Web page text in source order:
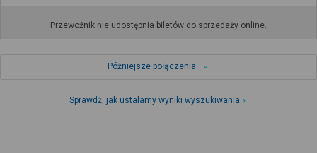
Przewoźnik nie udostępnia biletów do sprzedaży online.
Późniejsze połączenia
Sprawdź, jak ustalamy wyniki wyszukiwania